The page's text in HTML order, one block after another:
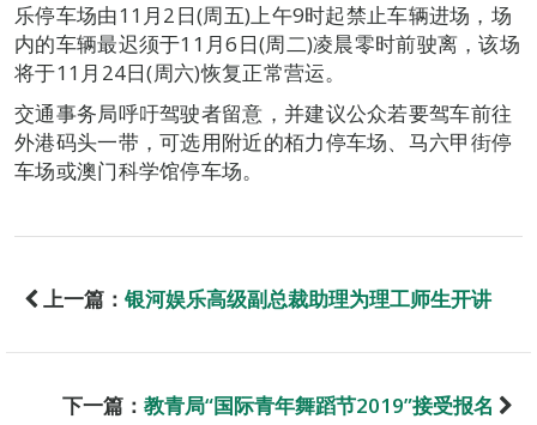
乐停车场由11月2日(周五)上午9时起禁止车辆进场，场
内的车辆最迟须于11月6日(周二)凌晨零时前驶离，该场
将于11月24日(周六)恢复正常营运。
交通事务局呼吁驾驶者留意，并建议公众若要驾车前往
外港码头一带，可选用附近的栢力停车场、马六甲街停
车场或澳门科学馆停车场。
上一篇： 银河娱乐高级副总裁助理为理工师生开讲
下一篇： 教青局“国际青年舞蹈节2019”接受报名